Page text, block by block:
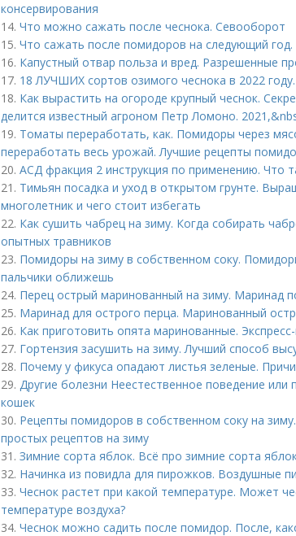
консервирования
14. Что можно сажать после чеснока. Севооборот
15. Что сажать после помидоров на следующий
16. Капустный отвар польза и вред. Разрешенные
17. 18 ЛУЧШИХ сортов озимого чеснока в 2022
18. Как вырастить на огороде крупный чеснок.
делится известный агроном Петр Ломоно.
19. Томаты переработать, как. Помидоры через
переработать весь урожай. Лучшие рецепты
20. АСД фракция 2 инструкция по применению. Что
21. Тимьян посадка и уход в открытом грунте.
многолетник и чего стоит избегать
22. Как сушить чабрец на зиму. Когда собирать
опытных травников
23. Помидоры на зиму в собственном соку.
пальчики оближешь
24. Перец острый маринованный на зиму. Маринад
25. Маринад для острого перца. Маринованный
26. Как приготовить опята маринованные.
27. Гортензия засушить на зиму. Лучший способ
28. Почему у фикуса опадают листья зеленые.
29. Другие болезни Неестественное поведение
кошек
30. Рецепты помидоров в собственном соку на
простых рецептов на зиму
31. Зимние сорта яблок. Всё про зимние сорта
32. Начинка из повидла для пирожков. Воздушные
33. Чеснок растет при какой температуре. Может
температуре воздуха?
34. Чеснок можно садить после помидор. После,